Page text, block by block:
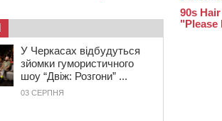
У Черкасах відбудуться
зйомки гумористичного
шоу “Двіж: Розгони” ...
03 СЕРПНЯ